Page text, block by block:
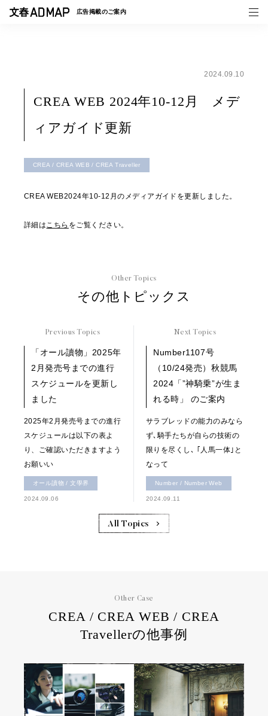
広告掲載のご案内
事例一覧
2024.09.10
CREA WEB 2024年10-12月 メデ
ィアガイド更新
CREA / CREA WEB / CREA Traveller
CREA WEB2024年10-12月のメディアガイドを更新しました。
詳細はこちら をご覧ください。
Other Topics
その他トピックス
Previous Topics
「オール讀物」2025年
2月発売号までの進行
スケジュールを更新し
ました
2025年2月発売号までの進行
スケジュールは以下の表よ
り、ご確認いただきますよう
お願いい
オール讀物 / 文學界
2024.09.06
Next Topics
Number1107号
（10/24発売）秋競馬
2024「”神騎乗”が生ま
れる時」 のご案内
サラブレッドの能力のみなら
ず､騎手たちが自らの技術の
限りを尽くし､ ｢人馬一体｣と
なって
Number / Number Web
2024.09.11
All Topics
Other Case
CREA / CREA WEB / CREA
Travellerの他事例